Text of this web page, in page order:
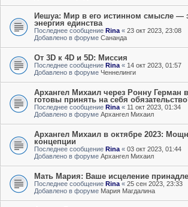
Иешуа: Мир в его истинном смысле —
энергия единства
Последнее сообщение Rina « 23 окт 2023, 23:08
Добавлено в форуме Сананда
От 3D к 4D и 5D: Миссия
Последнее сообщение Rina « 14 окт 2023, 01:57
Добавлено в форуме Ченнелинги
Архангел Михаил через Ронну Герман
готовы принять на себя
Последнее сообщение Rina « 11 окт 2023, 01:34
Добавлено в форуме Архангел Михаил
Архангел Михаил в октябре 2023:
концепции
Последнее сообщение Rina « 03 окт 2023, 01:44
Добавлено в форуме Архангел Михаил
Мать Мария: Ваше исцеление
Последнее сообщение Rina « 25 сен 2023, 23:33
Добавлено в форуме Мария Магдалина